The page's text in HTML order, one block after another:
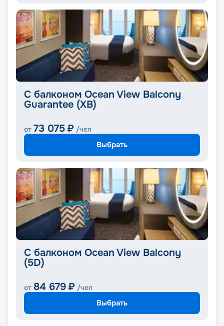
С балконом Ocean View Balcony
Guarantee (XB)
от 73 075 ₽ /чел
Выбрать
С балконом Ocean View Balcony
(5D)
от 84 679 ₽ /чел
Выбрать